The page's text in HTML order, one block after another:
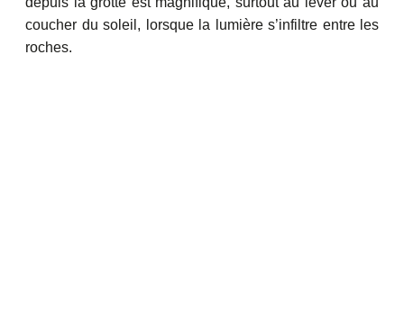
coucher du soleil, lorsque la lumière s’infiltre entre les
roches.